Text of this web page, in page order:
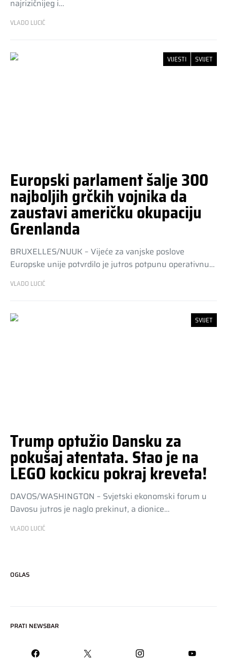
najrizičnijeg i…
VLADO LUCIĆ
VIJESTI SVIJET
Europski parlament šalje 300
najboljih grčkih vojnika da
zaustavi američku okupaciju
Grenlanda
BRUXELLES/NUUK – Vijeće za vanjske poslove
Europske unije potvrdilo je jutros potpunu operativnu…
VLADO LUCIĆ
SVIJET
Trump optužio Dansku za
pokušaj atentata. Stao je na
LEGO kockicu pokraj kreveta!
DAVOS/WASHINGTON – Svjetski ekonomski forum u
Davosu jutros je naglo prekinut, a dionice…
VLADO LUCIĆ
OGLAS
PRATI NEWSBAR